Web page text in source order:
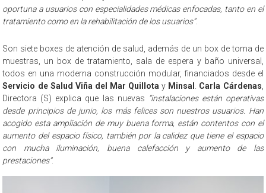
oportuna a usuarios con especialidades médicas enfocadas, tanto en el
tratamiento como en la rehabilitación de los usuarios”.
Son siete boxes de atención de salud, además de un box de toma de
muestras, un box de tratamiento, sala de espera y baño universal,
todos en una moderna construcción modular, financiados desde el
Servicio de Salud Viña del Mar Quillota y Minsal . Carla Cárdenas,
Directora (S) explica que las nuevas “instalaciones están operativas
desde principios de junio, los más felices son nuestros usuarios. Han
acogido esta ampliación de muy buena forma, están contentos con el
aumento del espacio físico, también por la calidez que tiene el espacio
con mucha iluminación, buena calefacción y aumento de las
prestaciones”.